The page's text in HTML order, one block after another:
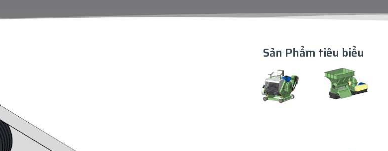
Sản Phẩm tiêu biểu